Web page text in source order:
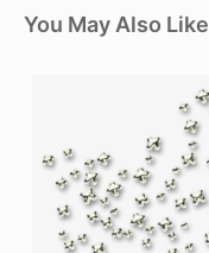
You May Also Like